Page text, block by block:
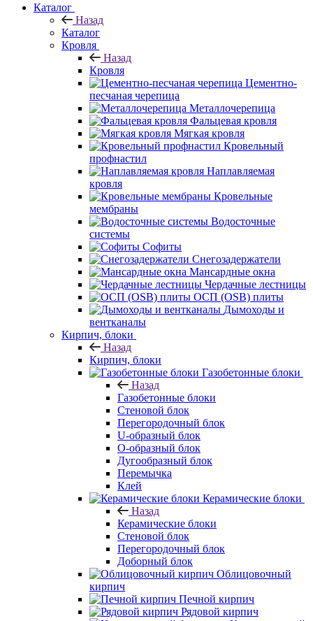
Каталог
Назад
Каталог
Кровля
Назад
Кровля
Цементно-
песчаная черепица
Металлочерепица
Фальцевая кровля
Мягкая кровля
Кровельный
профнастил
Наплавляемая
кровля
Кровельные
мембраны
Водосточные
системы
Софиты
Снегозадержатели
Мансардные окна
Чердачные лестницы
ОСП (OSB) плиты
Дымоходы и
вентканалы
Кирпич, блоки
Назад
Кирпич, блоки
Газобетонные блоки
Назад
Газобетонные блоки
Стеновой блок
Перегородочный блок
U-образный блок
О-образный блок
Дугообразный блок
Перемычка
Клей
Керамические блоки
Назад
Керамические блоки
Стеновой блок
Перегородочный блок
Доборный блок
Облицовочный
кирпич
Печной кирпич
Рядовой кирпич